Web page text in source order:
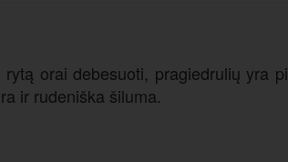
orai debesuoti, pragiedrulių yra
ir rudeniška šiluma.